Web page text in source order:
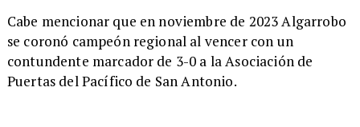
Cabe mencionar que en noviembre de 2023 Algarrobo
se coronó campeón regional al vencer con un
contundente marcador de 3-0 a la Asociación de
Puertas del Pacífico de San Antonio.